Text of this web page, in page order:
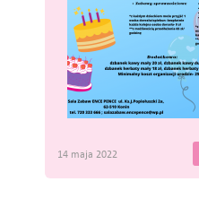
14 maja 2022